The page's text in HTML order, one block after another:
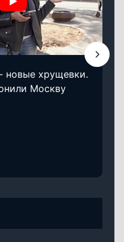
новые хрущевки.
Москву